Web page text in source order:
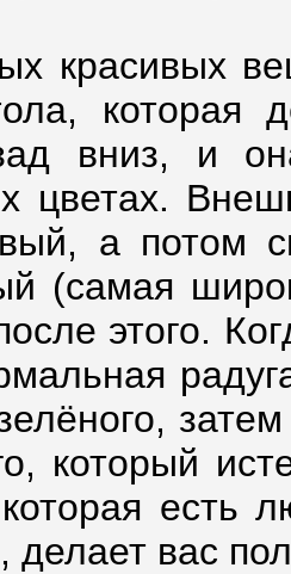
красивых
вниз, и
цветах.
а потом
(самая
этого.
который
есть
делает вас